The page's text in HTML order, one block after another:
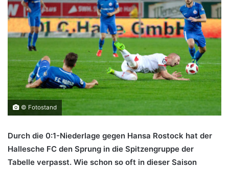
© Fotostand
Durch die 0:1-Niederlage gegen Hansa Rostock hat der
Hallesche FC den Sprung in die Spitzengruppe der
Tabelle verpasst. Wie schon so oft in dieser Saison